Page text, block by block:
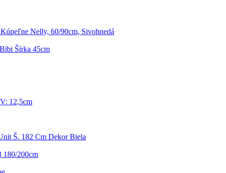
Nelly, 60/90cm, Sivohnedá
Šírka 45cm
12,5cm
Š. 182 Cm Dekor Biela
180/200cm